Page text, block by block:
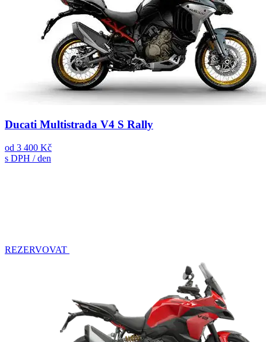
Ducati Multistrada V4 S Rally
od 3 400 Kč
s DPH / den
REZERVOVAT